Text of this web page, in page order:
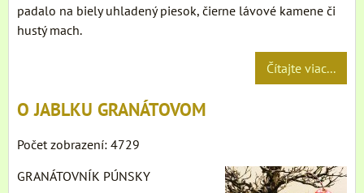
padalo na biely uhladený piesok, čierne lávové kamene či
hustý mach.
Čítajte viac...
O JABLKU GRANÁTOVOM
Počet zobrazení: 4729
GRANÁTOVNÍK PÚNSKY